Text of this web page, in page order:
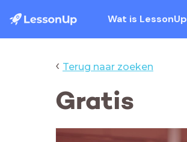
Wat is LessonUp
‹ Terug naar zoeken
Gratis